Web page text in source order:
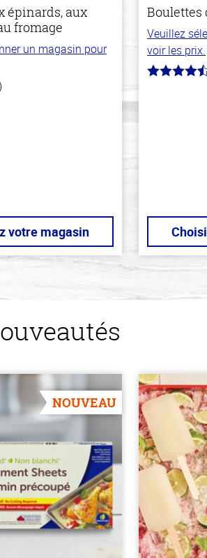
épinards, aux
fromage
un magasin pour
votre magasin
Boulettes
Veuillez
voir les prix.
4.5
NOUVEAU